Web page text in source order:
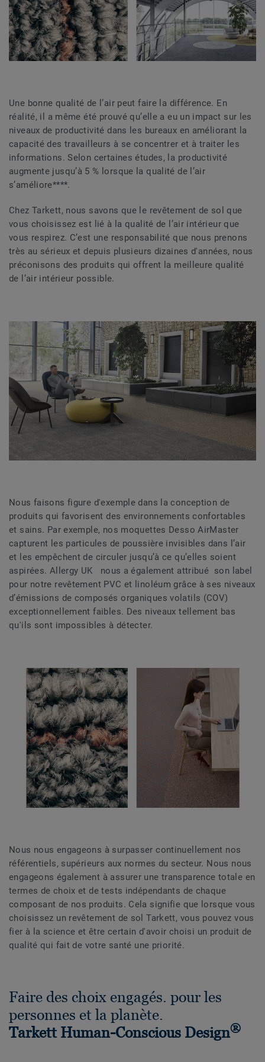
Une bonne qualité de l’air peut faire la différence. En
réalité, il a même été prouvé qu’elle a eu un impact sur les
niveaux de productivité dans les bureaux en améliorant la
capacité des travailleurs à se concentrer et à traiter les
informations. Selon certaines études, la productivité
augmente jusqu’à 5 % lorsque la qualité de l’air
s’améliore****.
Chez Tarkett, nous savons que le revêtement de sol que
vous choisissez est lié à la qualité de l’air intérieur que
vous respirez. C’est une responsabilité que nous prenons
très au sérieux et depuis plusieurs dizaines d'années, nous
préconisons des produits qui offrent la meilleure qualité
de l’air intérieur possible.
Nous faisons figure d'exemple dans la conception de
produits qui favorisent des environnements confortables
et sains. Par exemple, nos moquettes Desso AirMaster
capturent les particules de poussière invisibles dans l’air
et les empêchent de circuler jusqu’à ce qu’elles soient
aspirées. Allergy UK nous a également attribué son label
pour notre revêtement PVC et linoléum grâce à ses niveaux
d’émissions de composés organiques volatils (COV)
exceptionnellement faibles. Des niveaux tellement bas
qu'ils sont impossibles à détecter.
Nous nous engageons à surpasser continuellement nos
référentiels, supérieurs aux normes du secteur. Nous nous
engageons également à assurer une transparence totale en
termes de choix et de tests indépendants de chaque
composant de nos produits. Cela signifie que lorsque vous
choisissez un revêtement de sol Tarkett, vous pouvez vous
fier à la science et être certain d'avoir choisi un produit de
qualité qui fait de votre santé une priorité.
Faire des choix engagés. pour les
personnes et la planète.
Tarkett Human-Conscious Design®